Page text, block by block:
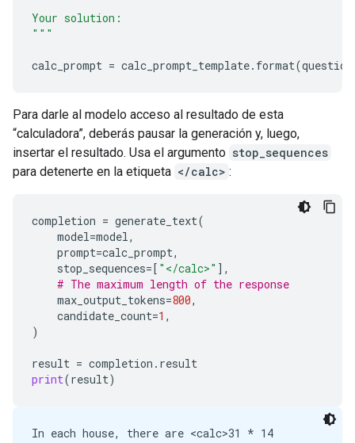
Your solution:
"""
calc_prompt = calc_prompt_template. format(question
Para darle al modelo acceso al resultado de esta
“calculadora”, deberás pausar la generación y, luego,
insertar el resultado. Usa el argumento stop_sequences
para detenerte en la etiqueta </calc> :
completion = generate_text(
model=model,
prompt=calc_prompt,
stop_sequences=[ "</calc>" ],
# The maximum length of the response
max_output_tokens=800,
candidate_count=1 ,
)
result = completion . result
print(result)